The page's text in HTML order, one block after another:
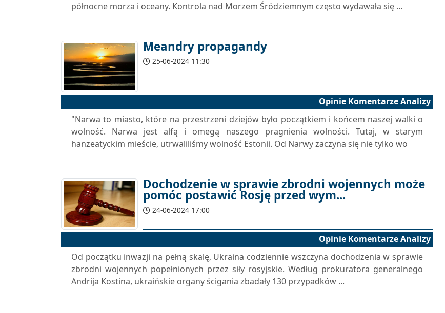
północne morza i oceany. Kontrola nad Morzem Śródziemnym często wydawała się ...
Meandry propagandy
25-06-2024 11:30
Opinie Komentarze Analizy
"Narwa to miasto, które na przestrzeni dziejów było początkiem i końcem naszej walki o
wolność. Narwa jest alfą i omegą naszego pragnienia wolności. Tutaj, w starym
hanzeatyckim mieście, utrwaliliśmy wolność Estonii. Od Narwy zaczyna się nie tylko wo
Dochodzenie w sprawie zbrodni wojennych może
pomóc postawić Rosję przed wym...
24-06-2024 17:00
Opinie Komentarze Analizy
Od początku inwazji na pełną skalę, Ukraina codziennie wszczyna dochodzenia w sprawie
zbrodni wojennych popełnionych przez siły rosyjskie. Według prokuratora generalnego
Andrija Kostina, ukraińskie organy ścigania zbadały 130 przypadków ...